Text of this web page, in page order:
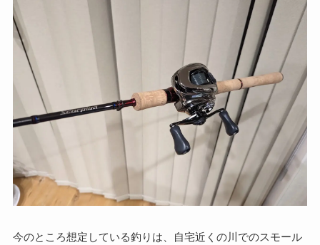
今のところ想定している釣りは、自宅近くの川でのスモール